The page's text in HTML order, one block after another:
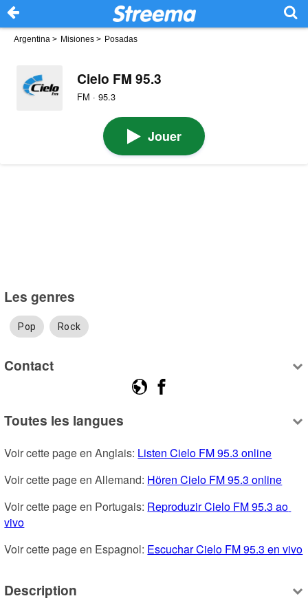
Argentina > Misiones > Posadas
Cielo FM 95.3
FM · 95.3
Jouer
Les genres
Pop Rock
Contact
Toutes les langues
Voir cette page en Anglais: Listen Cielo FM 95.3 online
Voir cette page en Allemand: Hören Cielo FM 95.3 online
Voir cette page en Portugais: Reproduzir Cielo FM 95.3 ao
vivo
Voir cette page en Espagnol: Escuchar Cielo FM 95.3 en vivo
Description